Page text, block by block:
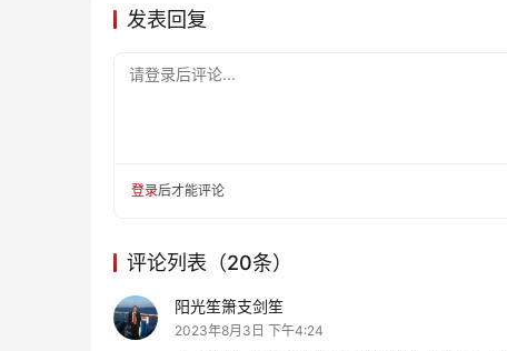
发表回复
请登录后评论...
登录后才能评论
评论列表（20条）
阳光笙箫支剑笙
2023年8月3日 下午4:24